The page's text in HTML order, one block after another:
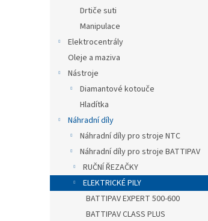
Drtiče suti
Manipulace
Elektrocentrály
Oleje a maziva
Nástroje
Diamantové kotouče
Hladítka
Náhradní díly
Náhradní díly pro stroje NTC
Náhradní díly pro stroje BATTIPAV
RUČNÍ ŘEZAČKY
ELEKTRICKÉ PILY
BATTIPAV EXPERT 500-600
BATTIPAV CLASS PLUS